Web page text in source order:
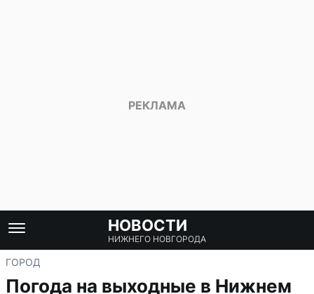
НОВОСТИ
НИЖНЕГО НОВГОРОДА
ГОРОД
Погода на выходные в Нижнем